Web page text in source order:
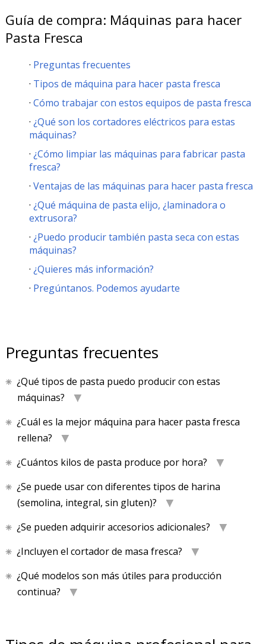
Guía de compra: Máquinas para hacer
Pasta Fresca
Preguntas frecuentes
Tipos de máquina para hacer pasta fresca
Cómo trabajar con estos equipos de pasta fresca
¿Qué son los cortadores eléctricos para estas
máquinas?
¿Cómo limpiar las máquinas para fabricar pasta
fresca?
Ventajas de las máquinas para hacer pasta fresca
¿Qué máquina de pasta elijo, ¿laminadora o
extrusora?
¿Puedo producir también pasta seca con estas
máquinas?
¿Quieres más información?
Pregúntanos. Podemos ayudarte
Preguntas frecuentes
¿Qué tipos de pasta puedo producir con estas
máquinas?
¿Cuál es la mejor máquina para hacer pasta fresca
rellena?
¿Cuántos kilos de pasta produce por hora?
¿Se puede usar con diferentes tipos de harina
(semolina, integral, sin gluten)?
¿Se pueden adquirir accesorios adicionales?
¿Incluyen el cortador de masa fresca?
¿Qué modelos son más útiles para producción
continua?